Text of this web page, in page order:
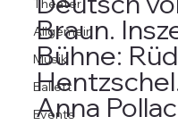
Theater
Allgemein
Musik
Ballett
Events
Braun.
Bühne:
Anna